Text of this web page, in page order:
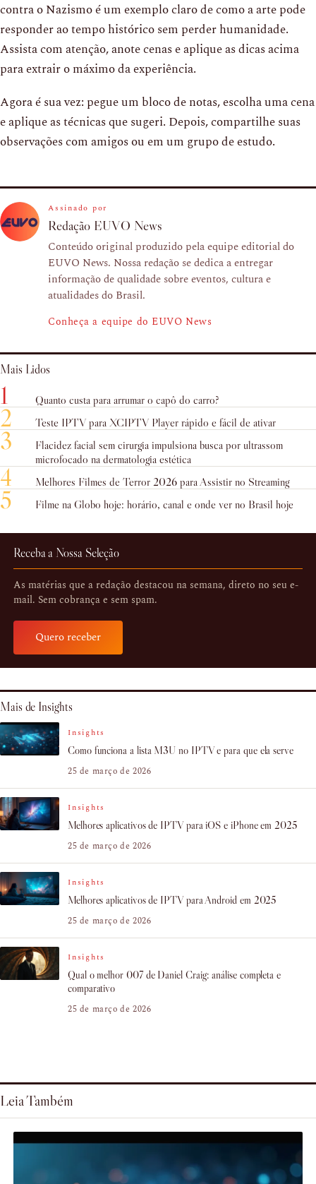
contra o Nazismo é um exemplo claro de como a arte pode
responder ao tempo histórico sem perder humanidade.
Assista com atenção, anote cenas e aplique as dicas acima
para extrair o máximo da experiência.
Agora é sua vez: pegue um bloco de notas, escolha uma cena
e aplique as técnicas que sugeri. Depois, compartilhe suas
observações com amigos ou em um grupo de estudo.
Assinado por
Redação EUVO News
Conteúdo original produzido pela equipe editorial do
EUVO News. Nossa redação se dedica a entregar
informação de qualidade sobre eventos, cultura e
atualidades do Brasil.
Conheça a equipe do EUVO News
Mais Lidos
1 Quanto custa para arrumar o capô do carro?
2 Teste IPTV para XCIPTV Player rápido e fácil de ativar
3
Flacidez facial sem cirurgia impulsiona busca por ultrassom
microfocado na dermatologia estética
4 Melhores Filmes de Terror 2026 para Assistir no Streaming
5 Filme na Globo hoje: horário, canal e onde ver no Brasil hoje
Receba a Nossa Seleção
As matérias que a redação destacou na semana, direto no seu e-
mail. Sem cobrança e sem spam.
Quero receber
Mais de Insights
Insights
Como funciona a lista M3U no IPTV e para que ela serve
25 de março de 2026
Insights
Melhores aplicativos de IPTV para iOS e iPhone em 2025
25 de março de 2026
Insights
Melhores aplicativos de IPTV para Android em 2025
25 de março de 2026
Insights
Qual o melhor 007 de Daniel Craig: análise completa e
comparativo
25 de março de 2026
Leia Também